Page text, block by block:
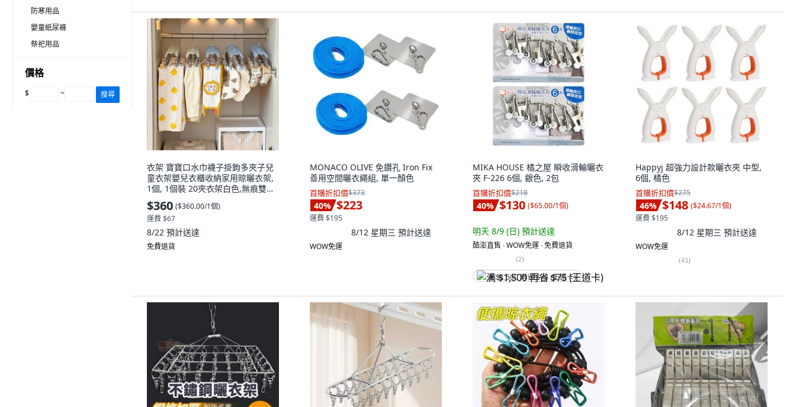
防寒用品
嬰童紙尿褲
祭祀用品
價格
$ ~ 搜尋
衣架 寶寶口水巾襪子掛鉤多夾子兒
童衣架嬰兒衣櫃收納家用晾曬衣架,
1個, 1個裝 20夾衣架白色,無痕雙排
加粗 家用晾曬衣架
$360 ($360.00/1個)
運費 $67
8/22 預計送達
免費退貨
MONACO OLIVE 免鑽孔 Iron Fix
善用空間曬衣繩組, 單一顏色
首購折扣價$373
40% $223
運費 $195
8/12 星期三 預計送達
WOW免運
MIKA HOUSE 橘之屋 瞬收滑輪曬衣
夾 F-226 6個, 銀色, 2包
首購折扣價$218
40% $130 ($65.00/1個)
明天 8/9 (日) 預計送達
酷澎直售 ∙ WOW免運 ∙ 免費退貨
(2)
满 $1,500 再省 $75 (王道卡)
Happyj 超強力設計款曬衣夾 中型,
6個, 橘色
首購折扣價$275
46% $148 ($24.67/1個)
運費 $195
8/12 星期三 預計送達
WOW免運
(43)